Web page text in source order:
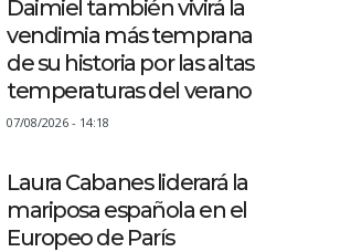
Daimiel también vivirá la
vendimia más temprana
de su historia por las altas
temperaturas del verano
07/08/2026 - 14:18
Laura Cabanes liderará la
mariposa española en el
Europeo de París